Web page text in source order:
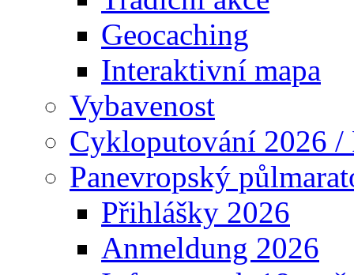
Geocaching
Interaktivní mapa
Vybavenost
Cykloputování 2026 /
Panevropský
Přihlášky 2026
Anmeldung 2026